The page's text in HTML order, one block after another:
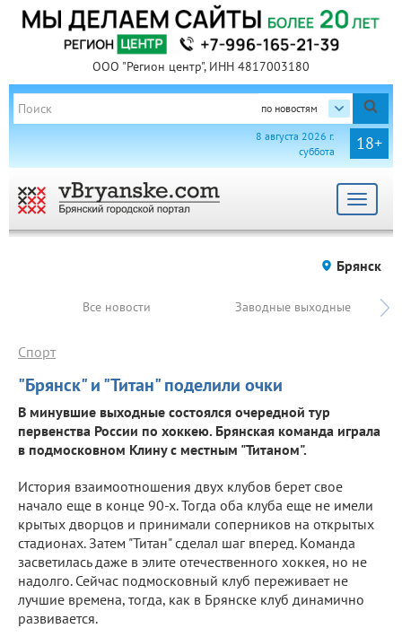
ООО "Регион центр", ИНН 4817003180
по новостям
18+
8 августа 2026 г.
суббота
Toggle
Брянск
Все новости Заводные выходные
"Брянск" и "Титан" поделили очки
Спорт
В минувшие выходные состоялся очередной тур
первенства России по хоккею. Брянская команда играла
в подмосковном Клину с местным "Титаном".
История взаимоотношения двух клубов берет свое
начало еще в конце 90-х. Тогда оба клуба еще не имели
крытых дворцов и принимали соперников на открытых
стадионах. Затем "Титан" сделал шаг вперед. Команда
засветилась даже в элите отечественного хоккея, но не
надолго. Сейчас подмосковный клуб переживает не
лучшие времена, тогда, как в Брянске клуб динамично
развивается.